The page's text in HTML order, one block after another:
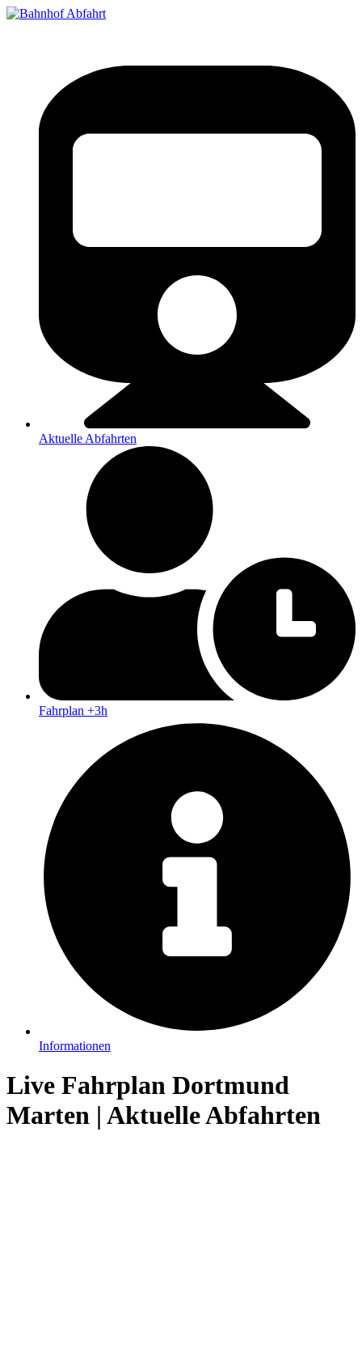
Aktuelle Abfahrten
Fahrplan +3h
Informationen
Live Fahrplan Dortmund
Marten | Aktuelle Abfahrten